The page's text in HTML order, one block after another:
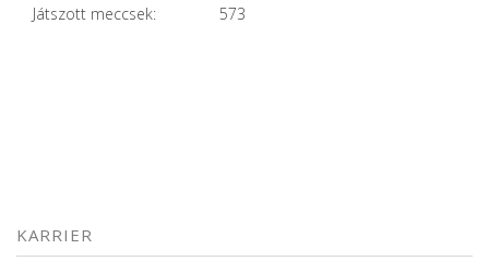
Játszott meccsek:
573
KARRIER